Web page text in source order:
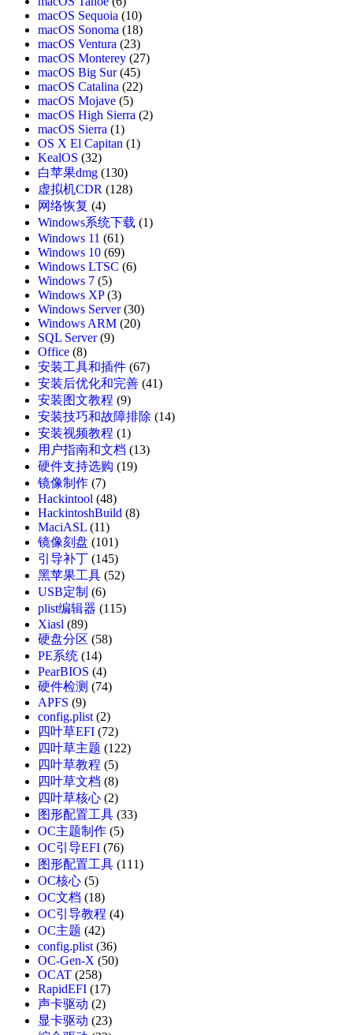
macOS Sequoia (10)
macOS Sonoma (18)
macOS Ventura (23)
macOS Monterey (27)
macOS Big Sur(45)
macOS Catalina (22)
macOS Mojave (5)
macOS High Sierra (2)
macOS Sierra (1)
OS X El Capitan (1)
KealOS (32)
白苹果dmg (130)
虚拟机CDR (128)
网络恢复 (4)
Windows系统下载 (1)
Windows 11 (61)
Windows 10 (69)
Windows LTSC (6)
Windows 7 (5)
Windows XP(3)
Windows Server(30)
Windows ARM (20)
SQL Server(9)
Office (8)
安装工具和插件 (67)
安装后优化和完善 (41)
安装图文教程 (9)
安装技巧和故障排除 (14)
安装视频教程 (1)
用户指南和文档 (13)
硬件支持选购 (19)
镜像制作 (7)
Hackintool (48)
HackintoshBuild (8)
MaciASL (11)
镜像刻盘 (101)
引导补丁 (145)
黑苹果工具 (52)
USB定制 (6)
plist编辑器 (115)
Xiasl (89)
硬盘分区 (58)
PE系统 (14)
PearBIOS (4)
硬件检测 (74)
APFS (9)
config.plist(2)
四叶草EFI (72)
四叶草主题 (122)
四叶草教程 (5)
四叶草文档 (8)
四叶草核心 (2)
图形配置工具 (33)
OC主题制作 (5)
OC引导EFI (76)
图形配置工具 (111)
OC核心 (5)
OC文档 (18)
OC引导教程 (4)
OC主题 (42)
config.plist(36)
OC-Gen-X (50)
OCAT (258)
RapidEFI (17)
声卡驱动 (2)
显卡驱动 (23)